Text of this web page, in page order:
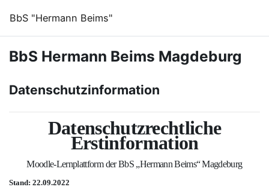
BbS "Hermann Beims"
BbS Hermann Beims Magdeburg
Datenschutzinformation
Datenschutzrechtliche
Erstinformation
Moodle-Lernplattformder BbS „Hermann Beims“ Magdeburg
Stand: 22.09.2022